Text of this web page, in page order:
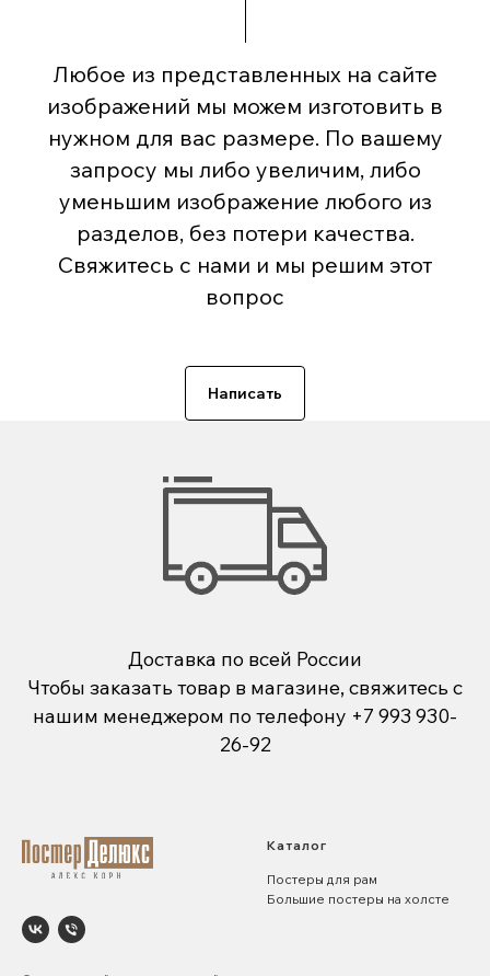
Любое из представленных на сайте
изображений мы можем изготовить в
нужном для вас размере. По вашему
запросу мы либо увеличим, либо
уменьшим изображение любого из
разделов, без потери качества.
Свяжитесь с нами и мы решим этот
вопрос
Написать
Доставка по всей России
Чтобы заказать товар в магазине, свяжитесь с
нашим менеджером по телефону +7 993 930-
26-92
Каталог
Постеры для рам
Большие постеры на холсте